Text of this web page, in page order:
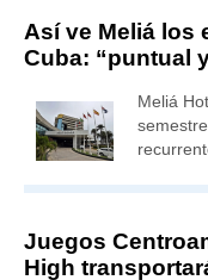
Así ve Meliá los
Cuba: “puntual
Meliá
Juegos
High